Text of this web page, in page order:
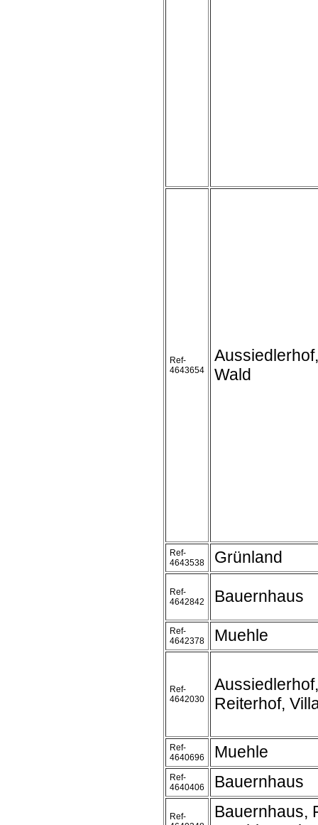
Ref-
4643654
Wald
Ref-
4643538
Grünland
Ref-
4642842
Bauernhaus
Ref-
4642378
Muehle
Ref-
4642030
Reiterhof,
Ref-
4640696
Muehle
Ref-
4640406
Bauernhaus
Ref-
Bauernhaus,